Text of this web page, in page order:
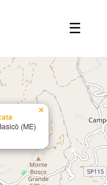
☰
(ME)
×